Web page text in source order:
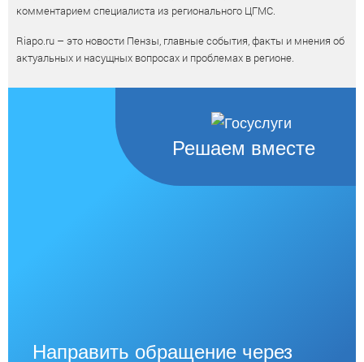
комментарием специалиста из регионального ЦГМС.
Riapo.ru – это новости Пензы, главные события, факты и мнения об
актуальных и насущных вопросах и проблемах в регионе.
Решаем вместе
Направить обращение через